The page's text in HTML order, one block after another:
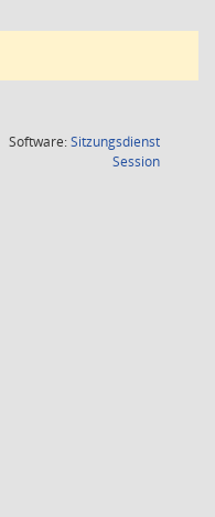
Software:Sitzungsdienst
Session(Wird in